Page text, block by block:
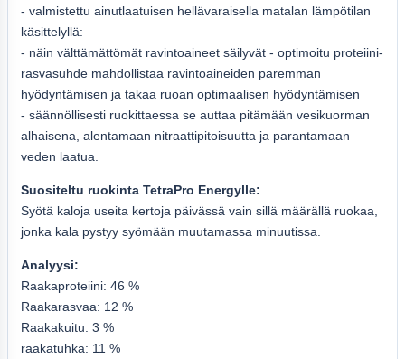
- valmistettu ainutlaatuisen hellävaraisella matalan lämpötilan
käsittelyllä:
- näin välttämättömät ravintoaineet säilyvät - optimoitu proteiini-
rasvasuhde mahdollistaa ravintoaineiden paremman
hyödyntämisen ja takaa ruoan optimaalisen hyödyntämisen
- säännöllisesti ruokittaessa se auttaa pitämään vesikuorman
alhaisena, alentamaan nitraattipitoisuutta ja parantamaan
veden laatua.
Suositeltu ruokinta TetraPro Energylle:
Syötä kaloja useita kertoja päivässä vain sillä määrällä ruokaa,
jonka kala pystyy syömään muutamassa minuutissa.
Analyysi:
Raakaproteiini: 46 %
Raakarasvaa: 12 %
Raakakuitu: 3 %
raakatuhka: 11 %